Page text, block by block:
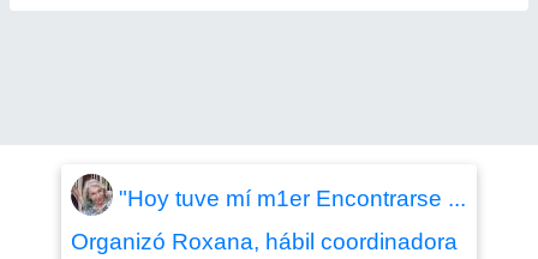
"Hoy tuve mí m1er Encontrarse ...
Organizó Roxana, hábil coordinadora